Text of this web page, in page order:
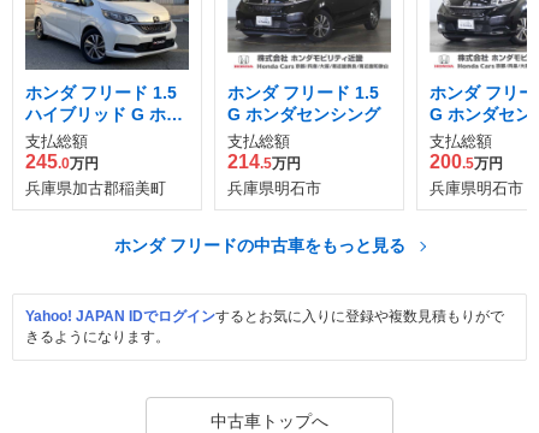
ホンダ フリード 1.5
ハイブリッド G ホン
ダセンシング
支払総額
245.0万円
兵庫県加古郡稲美町
ホンダ フリード 1.5
G ホンダセンシング
支払総額
214.5万円
兵庫県明石市
ホンダ フリ
G ホンダセン
支払総額
200.5万円
兵庫県明石市
ホンダ フリードの中古車をもっと見る
Yahoo! JAPAN IDでログインするとお気に入りに登録や複数見積もりがで
きるようになります。
中古車トップへ